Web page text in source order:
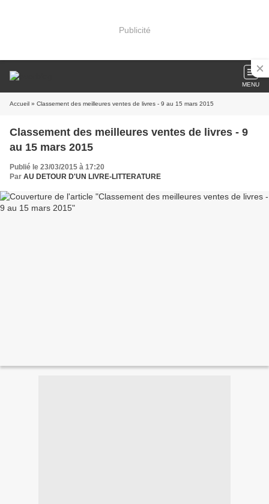
Publicité
MENU
Accueil » Classement des meilleures ventes de livres - 9 au 15 mars 2015
Classement des meilleures ventes de livres - 9
au 15 mars 2015
Publié le 23/03/2015 à 17:20
Par AU DETOUR D'UN LIVRE-LITTERATURE